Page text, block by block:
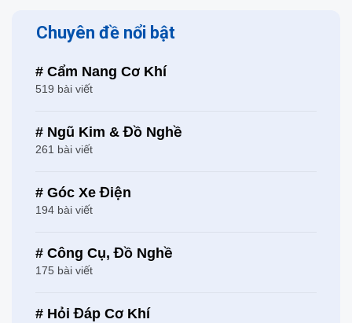
Chuyên đề nổi bật
# Cẩm Nang Cơ Khí
519 bài viết
# Ngũ Kim & Đồ Nghề
261 bài viết
# Góc Xe Điện
194 bài viết
# Công Cụ, Đồ Nghề
175 bài viết
# Hỏi Đáp Cơ Khí